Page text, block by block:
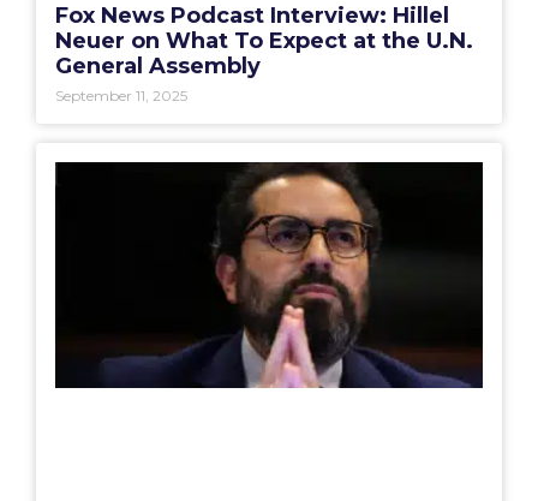
Fox News Podcast Interview: Hillel
Neuer on What To Expect at the U.N.
General Assembly
September 11, 2025